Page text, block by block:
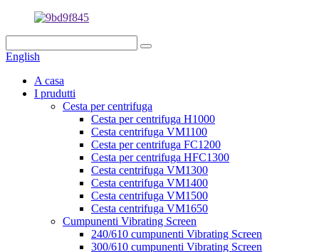
English
A casa
I prudutti
Cesta per centrifuga
Cesta per centrifuga H1000
Cesta centrifuga VM1100
Cesta per centrifuga FC1200
Cesta per centrifuga HFC1300
Cesta centrifuga VM1300
Cesta centrifuga VM1400
Cesta centrifuga VM1500
Cesta centrifuga VM1650
Cumpunenti Vibrating Screen
240/610 cumpunenti Vibrating Screen
300/610 cumpunenti Vibrating Screen